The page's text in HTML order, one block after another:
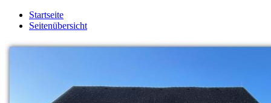
Startseite
Seitenübersicht